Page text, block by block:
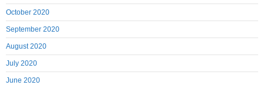
October 2020
September 2020
August 2020
July 2020
June 2020